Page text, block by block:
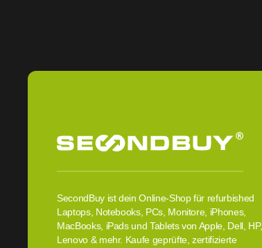
SecondBuy ist dein Online-Shop für refurbished
Laptops, Notebooks, PCs, Monitore, iPhones,
MacBooks, iPads und Tablets von Apple, Dell, HP,
Lenovo & mehr. Kaufe geprüfte, zertifizierte